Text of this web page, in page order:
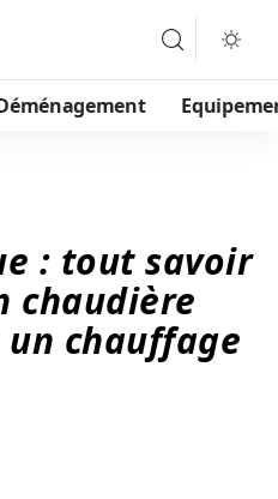
: tout savoir
chaudière
chauffage